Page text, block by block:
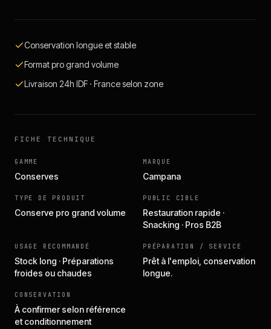
Conservation longue et stable
Format pro grand volume
Livraison 24h IDF · France selon zone
FICHE TECHNIQUE
GAMME
Conserves
MARQUE
Campana
TYPE DE PRODUIT
Conserve pro grand volume
PUBLIC CIBLE
Restauration rapide ·
Snacking · Pros B2B
USAGE RECOMMANDÉ
Stock long · Préparations
froides ou chaudes
PRÉPARATION / SERVICE
Prêt à l'emploi, conservation
longue.
CONSERVATION
À confirmer selon référence
et conditionnement